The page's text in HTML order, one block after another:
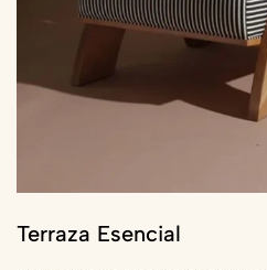
Terraza Esencial